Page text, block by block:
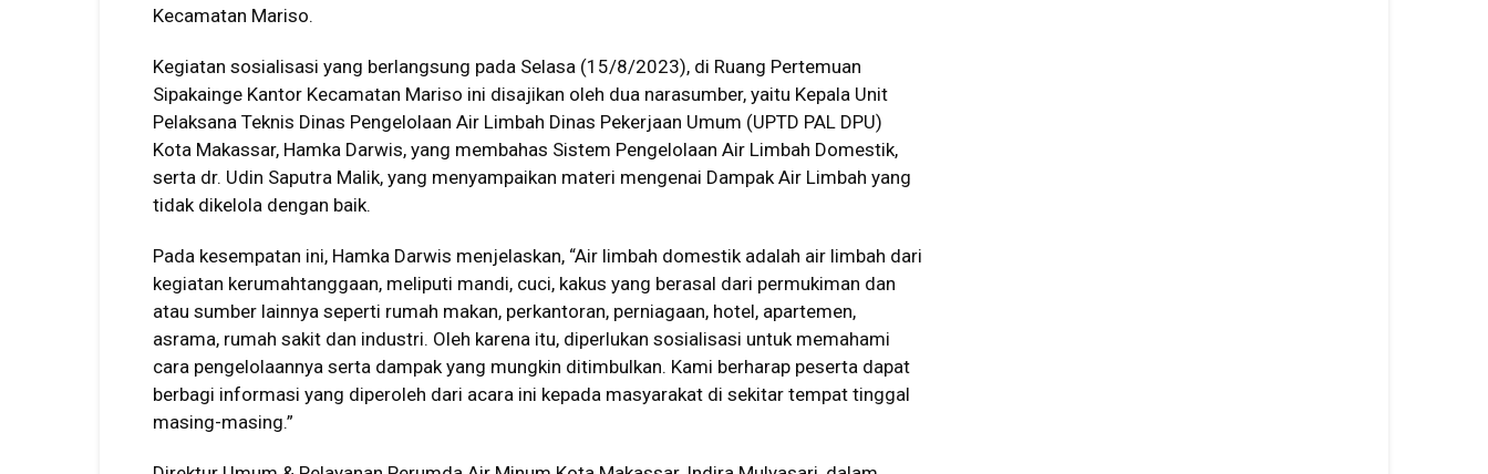
Kecamatan Mariso.
Kegiatan sosialisasi yang berlangsung pada Selasa (15/8/2023), di Ruang Pertemuan
Sipakainge Kantor Kecamatan Mariso ini disajikan oleh dua narasumber, yaitu Kepala Unit
Pelaksana Teknis Dinas Pengelolaan Air Limbah Dinas Pekerjaan Umum (UPTD PAL DPU)
Kota Makassar, Hamka Darwis, yang membahas Sistem Pengelolaan Air Limbah Domestik,
serta dr. Udin Saputra Malik, yang menyampaikan materi mengenai Dampak Air Limbah yang
tidak dikelola dengan baik.
Pada kesempatan ini, Hamka Darwis menjelaskan, “Air limbah domestik adalah air limbah dari
kegiatan kerumahtanggaan, meliputi mandi, cuci, kakus yang berasal dari permukiman dan
atau sumber lainnya seperti rumah makan, perkantoran, perniagaan, hotel, apartemen,
asrama, rumah sakit dan industri. Oleh karena itu, diperlukan sosialisasi untuk memahami
cara pengelolaannya serta dampak yang mungkin ditimbulkan. Kami berharap peserta dapat
berbagi informasi yang diperoleh dari acara ini kepada masyarakat di sekitar tempat tinggal
masing-masing.”